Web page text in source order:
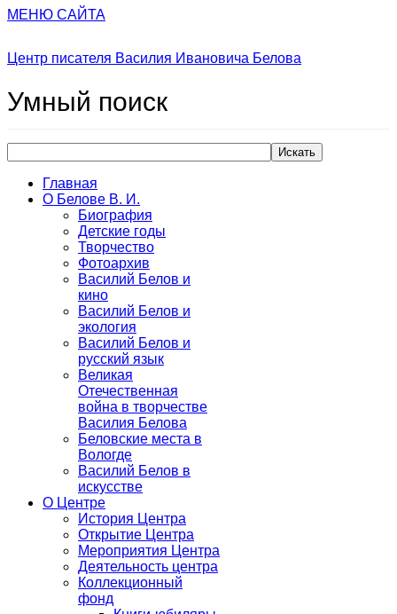
МЕНЮ САЙТА
Центр писателя Василия Ивановича Белова
Умный поиск
Искать
Главная
О Белове В. И.
Биография
Детские годы
Творчество
Фотоархив
Василий Белов и
кино
Василий Белов и
экология
Василий Белов и
русский язык
Великая
Отечественная
война в творчестве
Василия Белова
Беловские места в
Вологде
Василий Белов в
искусстве
О Центре
История Центра
Открытие Центра
Мероприятия Центра
Деятельность центра
Коллекционный
фонд